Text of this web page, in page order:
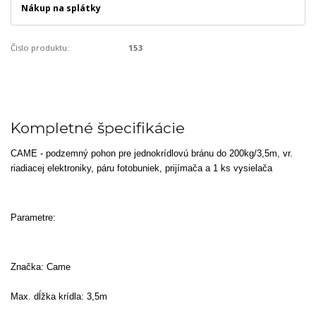
Nákup na splátky
Číslo produktu: 153
Kompletné špecifikácie
CAME - podzemný pohon pre jednokrídlovú bránu do 200kg/3,5m, vr.
riadiacej elektroniky, páru fotobuniek, prijímača a 1 ks vysielača
Parametre:
Značka: Came
Max. dĺžka krídla: 3,5m